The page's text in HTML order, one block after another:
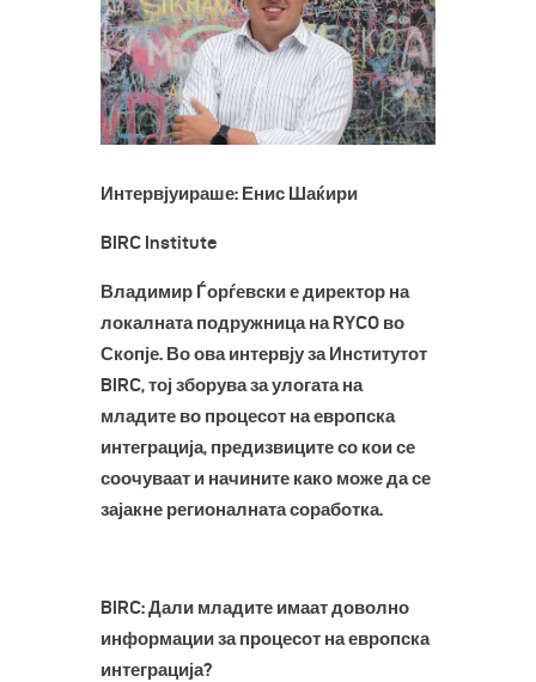
Интервјуираше: Енис Шаќири
BIRC Institute
Владимир Ѓорѓевски е директор на
локалната подружница на RYCO во
Скопје. Во ова интервју за Институтот
BIRC, тој зборува за улогата на
младите во процесот на европска
интеграција, предизвиците со кои се
соочуваат и начините како може да се
зајакне регионалната соработка.
BIRC: Дали младите имаат доволно
информации за процесот на европска
интеграција?